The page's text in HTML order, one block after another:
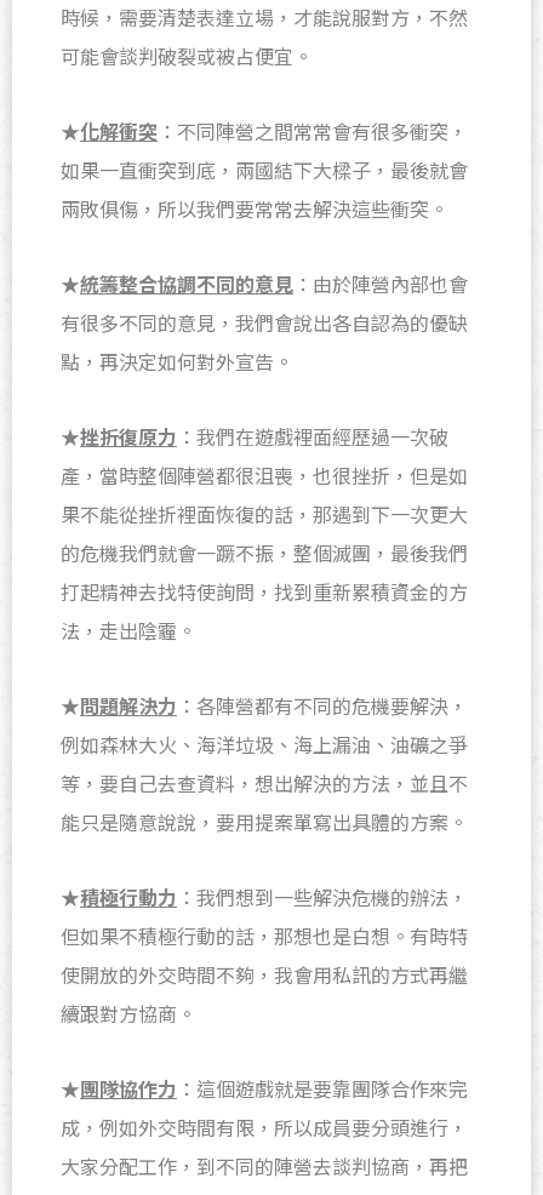
時候，需要清楚表達立場，才能說服對方，不然
可能會談判破裂或被占便宜。
★化解衝突 ：不同陣營之間常常會有很多衝突，
如果一直衝突到底，兩國結下大樑子，最後就會
兩敗俱傷，所以我們要常常去解決這些衝突。
★統籌整合協調不同的意見 ：由於陣營內部也會
有很多不同的意見，我們會說出各自認為的優缺
點，再決定如何對外宣告。
★挫折復原力 ：我們在遊戲裡面經歷過一次破
產，當時整個陣營都很沮喪，也很挫折，但是如
果不能從挫折裡面恢復的話，那遇到下一次更大
的危機我們就會一蹶不振，整個滅團，最後我們
打起精神去找特使詢問，找到重新累積資金的方
法，走出陰霾。
★問題解決力 ：各陣營都有不同的危機要解決，
例如森林大火、海洋垃圾、海上漏油、油礦之爭
等，要自己去查資料，想出解決的方法，並且不
能只是隨意說說，要用提案單寫出具體的方案。
★積極行動力 ：我們想到一些解決危機的辦法，
但如果不積極行動的話，那想也是白想。有時特
使開放的外交時間不夠，我會用私訊的方式再繼
續跟對方協商。
★團隊協作力 ：這個遊戲就是要靠團隊合作來完
成，例如外交時間有限，所以成員要分頭進行，
大家分配工作，到不同的陣營去談判協商，再把